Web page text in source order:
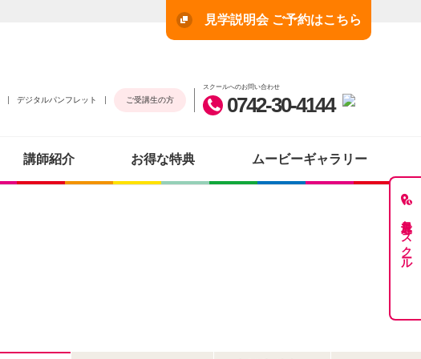
見学説明会 ご予約はこちら
デジタルパンフレット ご受講生の方
スクールへのお問い合わせ
0742-30-4144
講師紹介 お得な特典 ムービーギャラリー
最近見たスクール